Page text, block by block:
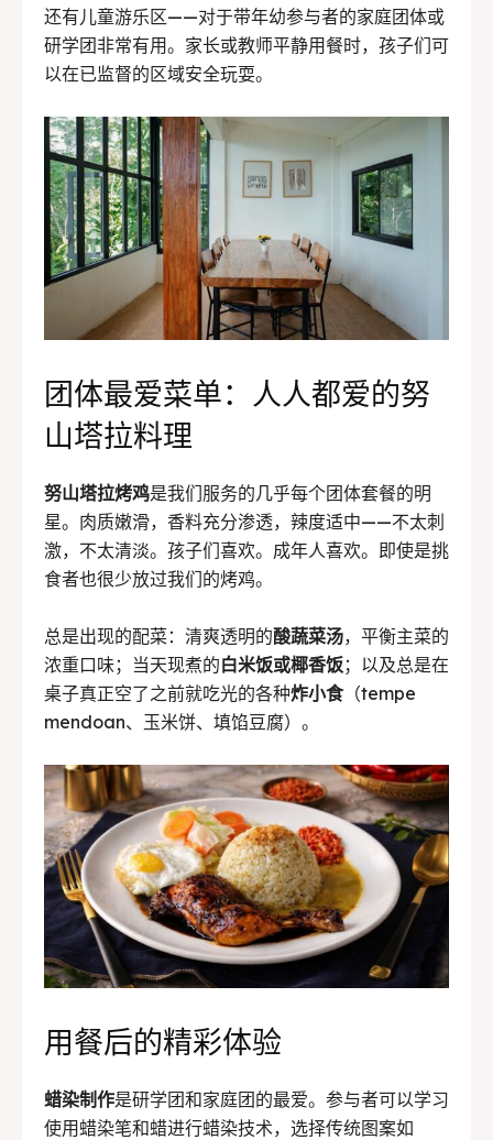
还有儿童游乐区——对于带年幼参与者的家庭团体或
研学团非常有用。家长或教师平静用餐时，孩子们可
以在已监督的区域安全玩耍。
团体最爱菜单：人人都爱的努
山塔拉料理
努山塔拉烤鸡是我们服务的几乎每个团体套餐的明
星。肉质嫩滑，香料充分渗透，辣度适中——不太刺
激，不太清淡。孩子们喜欢。成年人喜欢。即使是挑
食者也很少放过我们的烤鸡。
总是出现的配菜：清爽透明的酸蔬菜汤，平衡主菜的
浓重口味；当天现煮的白米饭或椰香饭；以及总是在
桌子真正空了之前就吃光的各种炸小食（tempe
mendoan、玉米饼、填馅豆腐）。
用餐后的精彩体验
蜡染制作是研学团和家庭团的最爱。参与者可以学习
使用蜡染笔和蜡进行蜡染技术，选择传统图案如